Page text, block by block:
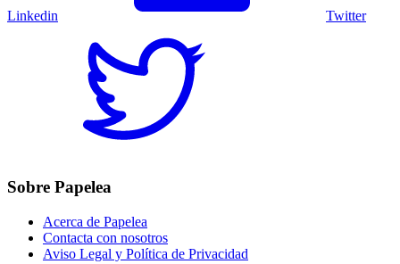
Linkedin Twitter
Sobre Papelea
Acerca de Papelea
Contacta con nosotros
Aviso Legal y Política de Privacidad